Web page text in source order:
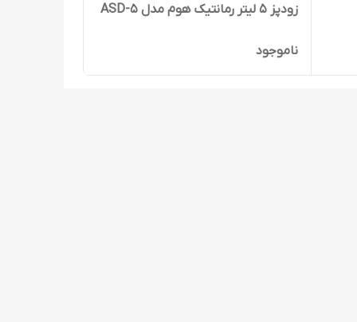
زودپز 5 لیتر رمانتیک هوم مدل ASD-5
ناموجود